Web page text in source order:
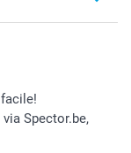
Spector.be,